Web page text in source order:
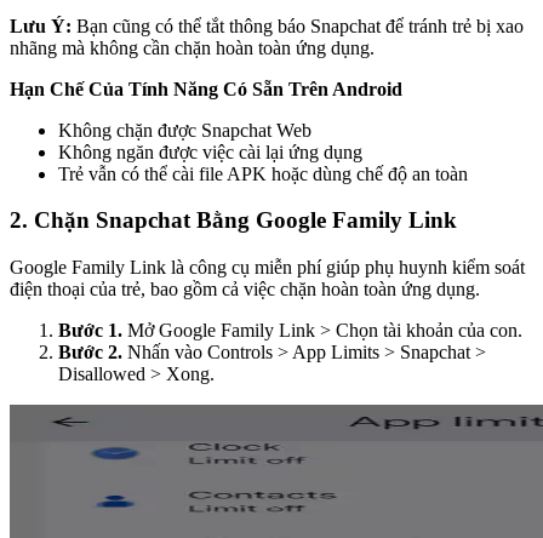
Lưu Ý: Bạn cũng có thể tắt thông báo Snapchat để tránh trẻ bị xao
nhãng mà không cần chặn hoàn toàn ứng dụng.
Hạn Chế Của Tính Năng Có Sẵn Trên Android
Không chặn được Snapchat Web
Không ngăn được việc cài lại ứng dụng
Trẻ vẫn có thể cài file APK hoặc dùng chế độ an toàn
2. Chặn Snapchat Bằng Google Family Link
Google Family Link là công cụ miễn phí giúp phụ huynh kiểm soát
điện thoại của trẻ, bao gồm cả việc chặn hoàn toàn ứng dụng.
Bước 1. Mở Google Family Link > Chọn tài khoản của con.
Bước 2. Nhấn vào Controls > App Limits > Snapchat >
Disallowed > Xong.